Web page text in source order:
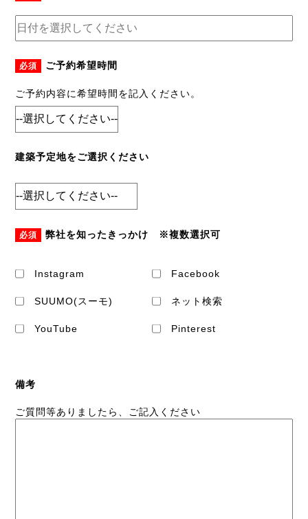
必須 ご予約希望時間
ご予約内容に希望時間を記入ください。
建築予定地をご選択ください
必須 弊社を知ったきっかけ ※複数選択可
Instagram Facebook
SUUMO(スーモ) ネット検索
YouTube Pinterest
備考
ご質問等ありましたら、ご記入ください